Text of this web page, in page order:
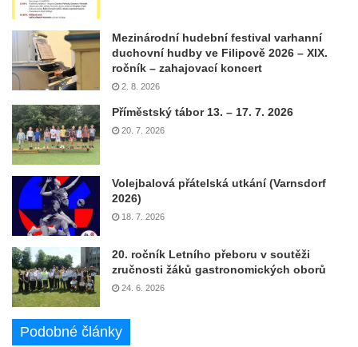
Mezinárodní hudební festival varhanní
duchovní hudby ve Filipově 2026 – XIX.
ročník – zahajovací koncert
2. 8. 2026
Příměstský tábor 13. – 17. 7. 2026
20. 7. 2026
Volejbalová přátelská utkání (Varnsdorf
2026)
18. 7. 2026
20. ročník Letního přeboru v soutěži
zručnosti žáků gastronomických oborů
24. 6. 2026
Podobné články